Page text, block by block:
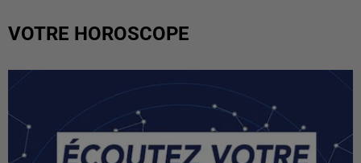
VOTRE HOROSCOPE